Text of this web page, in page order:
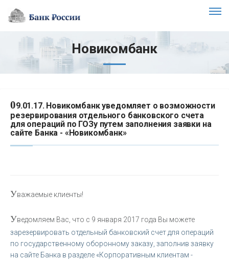
Новикомбанк
09.01.17. Новикомбанк уведомляет о возможности
резервирования отдельного банковского счета
для операций по ГОЗу путем заполнения заявки на
сайте Банка - «Новикомбанк»
Уважаемые клиенты!
Уведомляем Вас, что с 9 января 2017 года Вы можете
зарезервировать отдельный банковский счет для операций
по государственному оборонному заказу, заполнив заявку
на сайте Банка в разделе «Корпоративным клиентам -